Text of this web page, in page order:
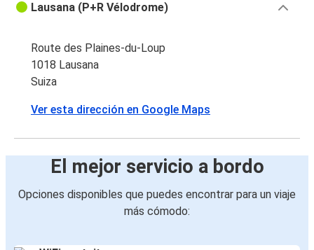
Lausana (P+R Vélodrome)
Route des Plaines-du-Loup
1018 Lausana
Suiza
Ver esta dirección en Google Maps
El mejor servicio a bordo
Opciones disponibles que puedes encontrar para un viaje
más cómodo: